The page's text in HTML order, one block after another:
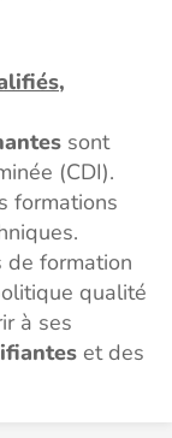
sont
(CDI).
formations
de formation
qualité
à ses
et des